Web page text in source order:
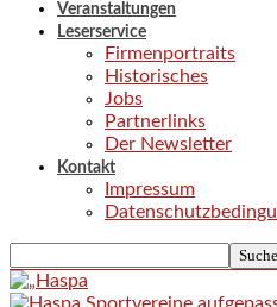
Veranstaltungen
Leserservice
Firmenportraits
Historisches
Jobs
Partnerlinks
Der Newsletter
Kontakt
Impressum